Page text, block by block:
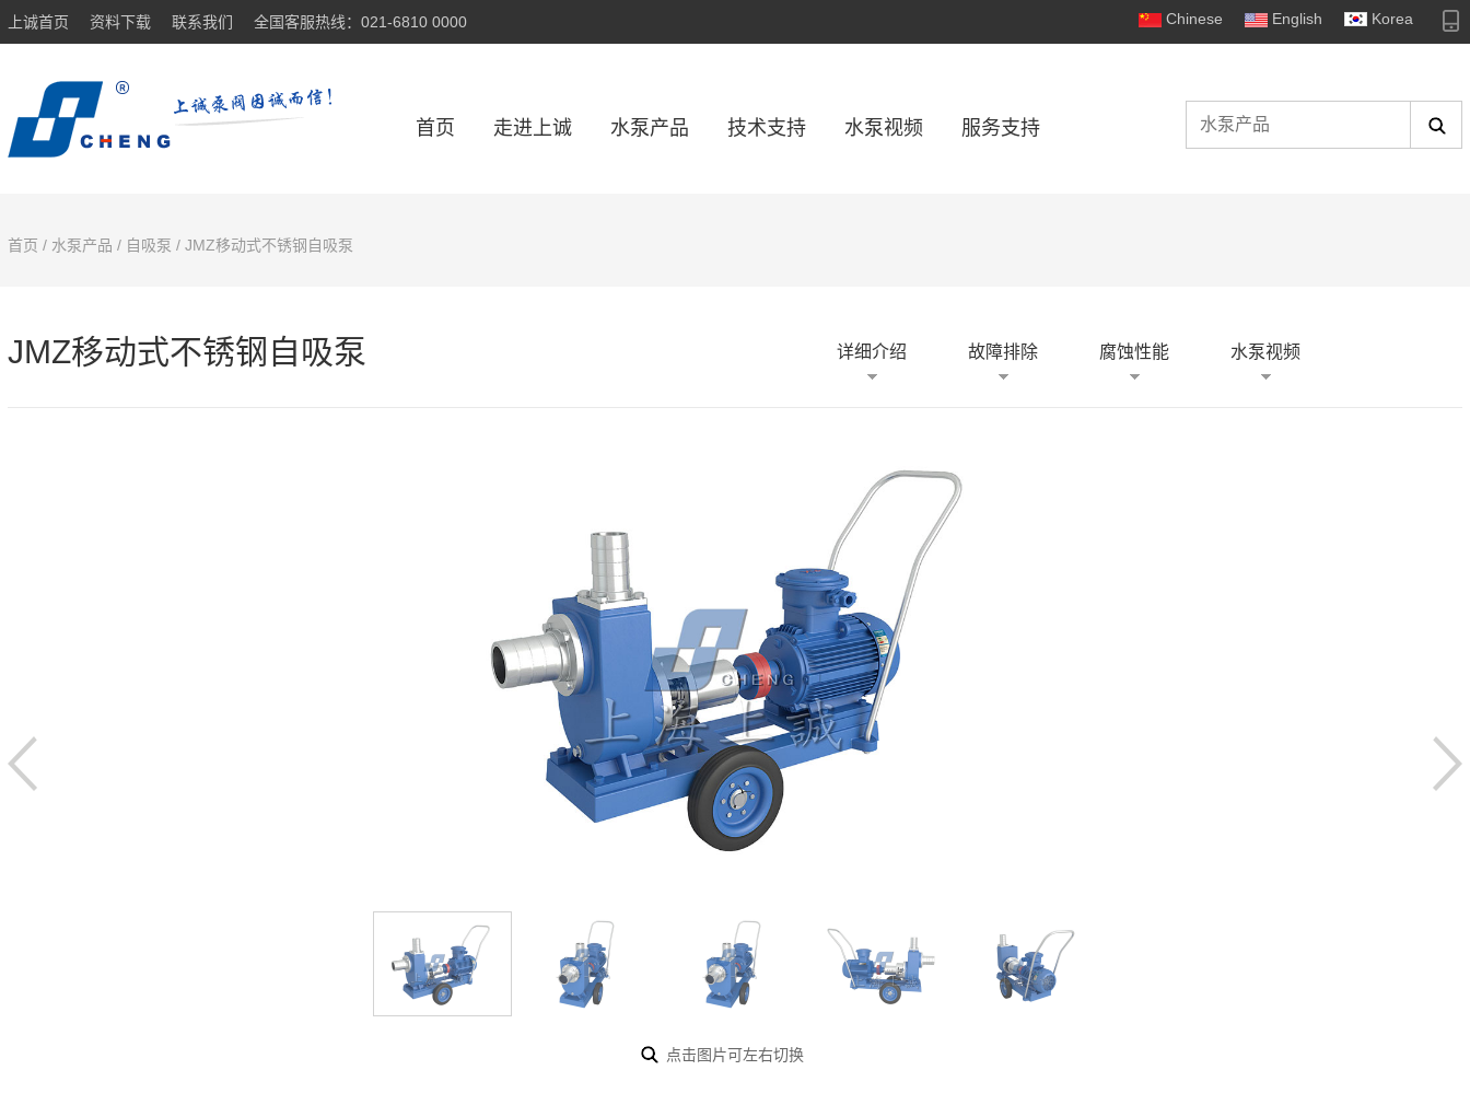
上诚首页 资料下载 联系我们 全国客服热线：021-6810 0000 Korea
English
Chinese
首页 走进上诚 水泵产品 技术支持 水泵视频 服务支持
首页 / 水泵产品 / 自吸泵 / JMZ移动式不锈钢自吸泵
JMZ移动式不锈钢自吸泵 详细介绍 故障排除 腐蚀性能 水泵视频
点击图片可左右切换